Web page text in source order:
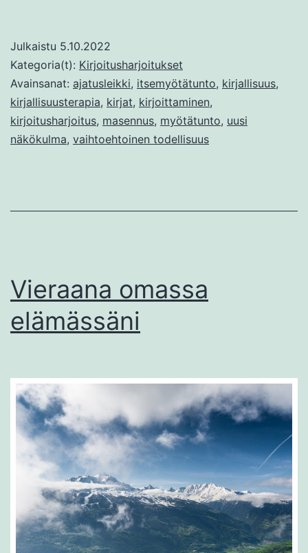
Julkaistu 5.10.2022
Kategoria(t): Kirjoitusharjoitukset
Avainsanat: ajatusleikki, itsemyötätunto, kirjallisuus,
kirjallisuusterapia, kirjat, kirjoittaminen,
kirjoitusharjoitus, masennus, myötätunto, uusi
näkökulma, vaihtoehtoinen todellisuus
Vieraana omassa
elämässäni